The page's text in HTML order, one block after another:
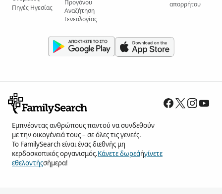
Πηγές Ηγεσίας
Προγόνου
Αναζήτηση
Γενεαλογίας
απορρήτου
Εμπνέοντας ανθρώπους παντού να συνδεθούν
με την οικογένειά τους – σε όλες τις γενεές.
Το FamilySearch είναι ένας διεθνής μη
κερδοσκοπικός οργανισμός.Κάνετε δωρεάήγίνετε
εθελοντήςσήμερα!